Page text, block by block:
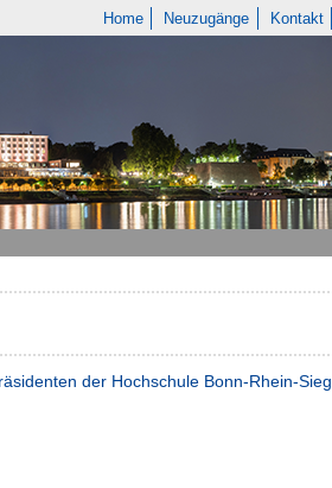
Home Neuzugänge Kontakt
der Hochschule Bonn-Rhein-Sieg